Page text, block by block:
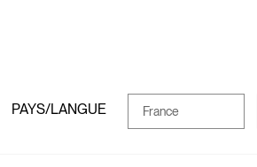
PAYS/LANGUE France